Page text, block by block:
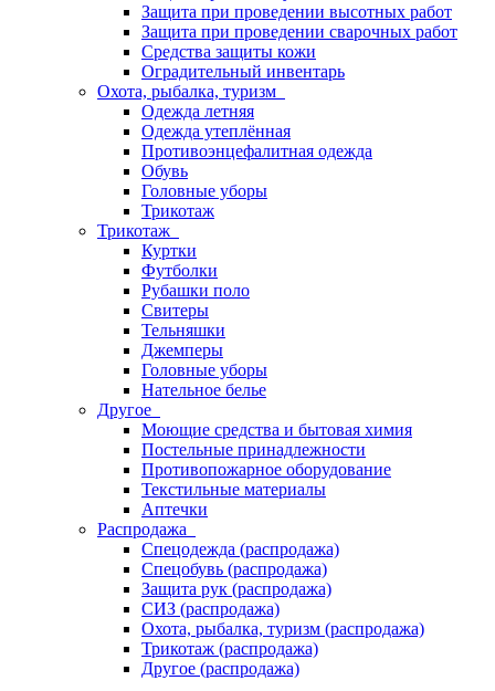
Защита при проведении высотных работ
Защита при проведении сварочных работ
Средства защиты кожи
Оградительный инвентарь
Охота, рыбалка, туризм
Одежда летняя
Одежда утеплённая
Противоэнцефалитная одежда
Обувь
Головные уборы
Трикотаж
Трикотаж
Куртки
Футболки
Рубашки поло
Свитеры
Тельняшки
Джемперы
Головные уборы
Нательное белье
Другое
Моющие средства и бытовая химия
Постельные принадлежности
Противопожарное оборудование
Текстильные материалы
Аптечки
Распродажа
Спецодежда (распродажа)
Спецобувь (распродажа)
Защита рук (распродажа)
СИЗ (распродажа)
Охота, рыбалка, туризм (распродажа)
Трикотаж (распродажа)
Другое (распродажа)